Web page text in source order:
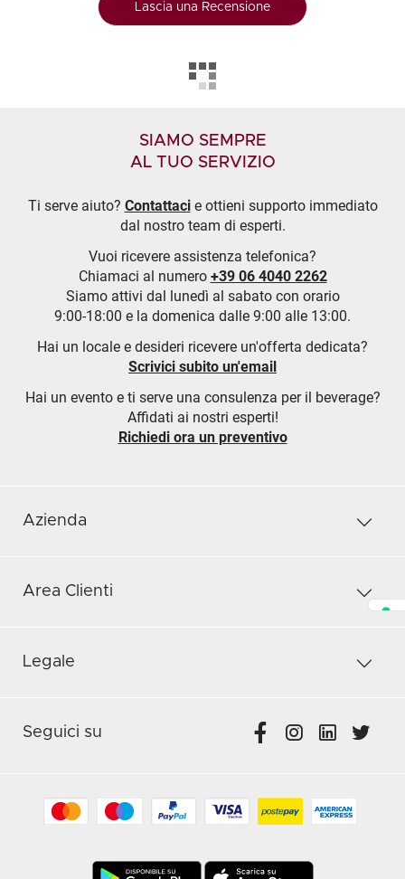
Lascia una Recensione
SIAMO SEMPRE
AL TUO SERVIZIO
Ti serve aiuto? Contattacie ottieni supporto immediato
dal nostro team di esperti.
Vuoi ricevere assistenza telefonica?
Chiamaci al numero +39 06 4040 2262
Siamo attivi dal lunedì al sabato con orario
9:00-18:00 e la domenica dalle 9:00 alle 13:00.
Hai un locale e desideri ricevere un'offerta dedicata?
Scrivici subito un'email
Hai un evento e ti serve una consulenza per il beverage?
Affidati ai nostri esperti!
Richiedi ora un preventivo
Azienda
Area Clienti
Legale
Seguici su